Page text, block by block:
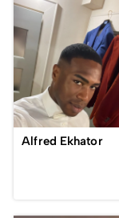
Alfred Ekhator